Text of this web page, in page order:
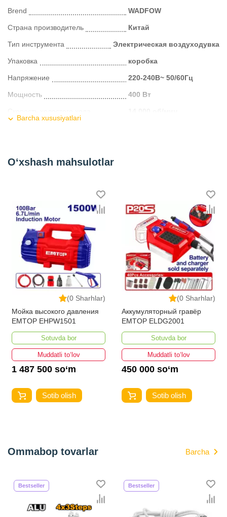
Brend WADFOW
Страна производитель Китай
Тип инструмента Электрическая воздуходувка
Упаковка коробка
Напряжение 220-240В~ 50/60Гц
Мощность 400 Вт
Kategoriya
Barcha xususiyatlari
O‘xshash mahsulotlar
(0 Sharhlar)
Мойка высокого давления
EMTOP EHPW1501
Sotuvda bor
Muddatli to‘lov
1 487 500 so‘m
Sotib olish
(0 Sharhlar)
Аккумуляторный гравёр
EMTOP ELDG2001
Sotuvda bor
Muddatli to‘lov
450 000 so‘m
Sotib olish
Ommabop tovarlar Barcha
Bestseller Bestseller